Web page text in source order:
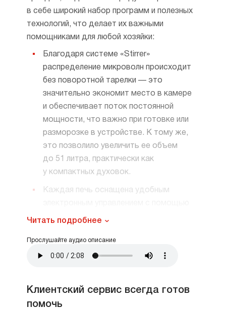
в себе широкий набор программ и полезных
технологий, что делает их важными
помощниками для любой хозяйки:
Благодаря системе «Stirrer»
распределение микроволн происходит
без поворотной тарелки — это
значительно экономит место в камере
и обеспечивает поток постоянной
мощности, что важно при готовке или
разморозке в устройстве. К тому же,
это позволило увеличить ее объем
до 51 литра, практически как
у компактных духовок.
Каждая печь оснащена удобным
поворотных переключателей и TFT-
и настройка параметров приготовления
осуществляется комфортно и быстро.
автоматических режимов помогут
Читать подробнее
Прослушайте аудио описание
Клиентский сервис всегда готов
помочь